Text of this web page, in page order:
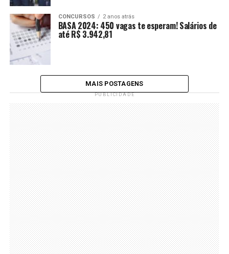
CONCURSOS 2 anos atrás
BASA 2024: 450 vagas te esperam! Salários de
até R$ 3.942,81
MAIS POSTAGENS
PUBLICIDADE